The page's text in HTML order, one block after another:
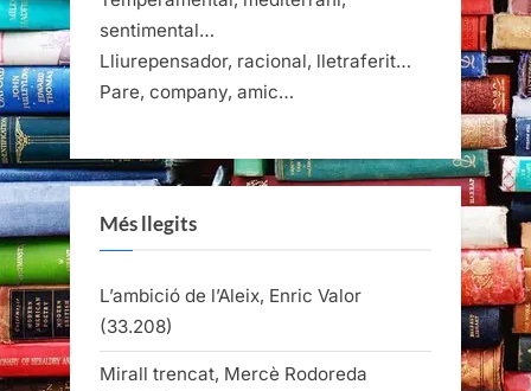
sentimental…
Lliurepensador, racional, lletraferit…
Pare, company, amic…
Més llegits
L’ambició de l’Aleix, Enric Valor
(33.208)
Mirall trencat, Mercè Rodoreda